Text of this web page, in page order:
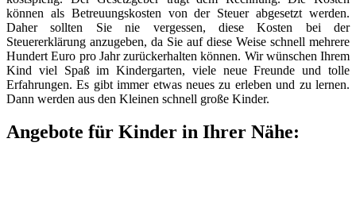
können als Betreuungskosten von der Steuer abgesetzt werden.
Daher sollten Sie nie vergessen, diese Kosten bei der
Steuererklärung anzugeben, da Sie auf diese Weise schnell mehrere
Hundert Euro pro Jahr zurückerhalten können. Wir wünschen Ihrem
Kind viel Spaß im Kindergarten, viele neue Freunde und tolle
Erfahrungen. Es gibt immer etwas neues zu erleben und zu lernen.
Dann werden aus den Kleinen schnell große Kinder.
Angebote für Kinder in Ihrer Nähe: